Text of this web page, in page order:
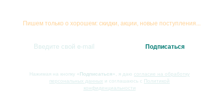
Пишем только о хорошем: скидки, акции, новые поступления...
Нажимая на кнопку «Подписаться» , я даю согласие на обработку
персональных данных и соглашаюсь с Политикой
конфиденциальности